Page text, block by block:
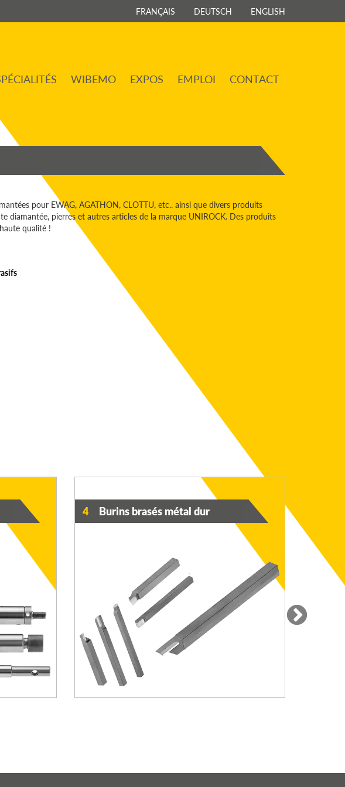
FRANÇAIS DEUTSCH ENGLISH
WIBEMO EXPOS EMPLOI CONTACT
pour EWAG, AGATHON, CLOTTU, etc.. ainsi que divers produits
diamantée, pierres et autres articles de la marque UNIROCK. Des produits
qualité !
4 Burins brasés métal dur